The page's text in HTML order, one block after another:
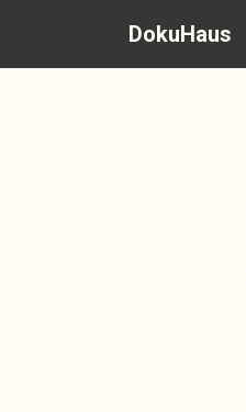
DokuHaus